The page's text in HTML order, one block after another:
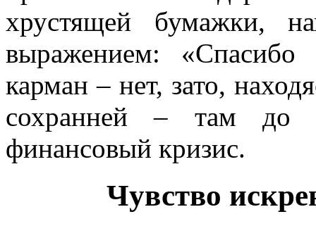
хрустящей бумажки,
выражением:
карман – нет, зато,
сохранней – там до
финансовый кризис.
Чувство